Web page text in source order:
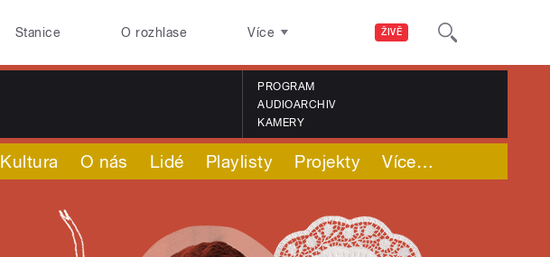
ŽIVĚ
Stanice O rozhlase Více
PROGRAM
AUDIOARCHIV
KAMERY
Kultura O nás Lidé Playlisty Projekty Více…